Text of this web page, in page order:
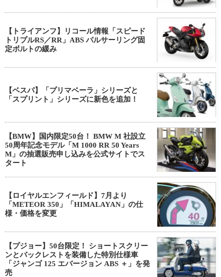
【トライアンフ】リコール情報「スピード
トリプルRS／RR」ABS パルサーリング固
定ボルトの緩み
【ベスパ】「プリマベーラ」シリーズと
「スプリント」シリーズに新色を追加！
【BMW】国内限定50台！ BMW M 社設立
50周年記念モデル「M 1000 RR 50 Years
M」の抽選販売申し込みを公式サイトでス
タート
【ロイヤルエンフィールド】7月より
「METEOR 350」「HIMALAYAN」の仕
様・価格を変更
【プジョー】50台限定！ ショートスクリー
ンとバックレストを装備した特別仕様車
「ジャンゴ 125 エバージョン ABS ＋」を発
売